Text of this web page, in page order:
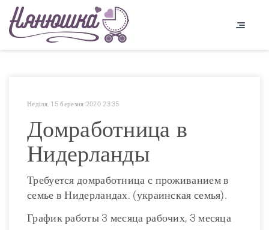
Неділя, 15 березня 2020 23:35
Домработница в
Нидерланды
Требуется домработница с проживанием в
семье в Нидерландах. (украинская семья).
График работы 3 месяца рабочих, 3 месяца